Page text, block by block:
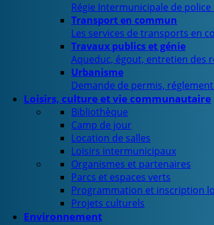
Régie Intermunicipale de police
Transport en commun
Les services de transports en
Travaux publics et génie
Aqueduc, égout, entretien des
Urbanisme
Demande de permis,
Loisirs, culture et vie communautaire
Bibliothèque
Camp de jour
Location de salles
Loisirs intermunicipaux
Organismes et partenaires
Parcs et espaces verts
Programmation et inscription
Projets culturels
Environnement